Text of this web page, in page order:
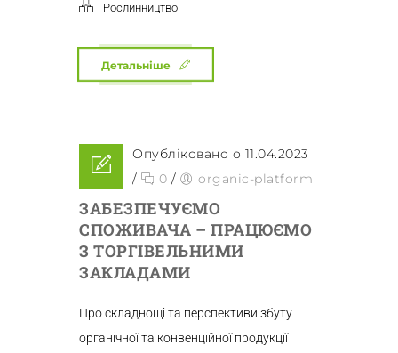
Рослинництво
Детальніше
Опубліковано о 11.04.2023
/
0 / organic-platform
ЗАБЕЗПЕЧУЄМО
СПОЖИВАЧА – ПРАЦЮЄМО
З ТОРГІВЕЛЬНИМИ
ЗАКЛАДАМИ
Про складнощі та перспективи збуту
органічної та конвенційної продукції